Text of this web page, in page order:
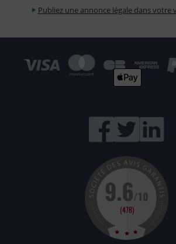
Publiez une annonce légale dans votre